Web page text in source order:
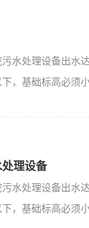
础标高必须小于或等于
理设备
础标高必须小于或等于